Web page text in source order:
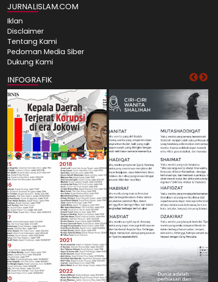
JURNALISLAM.COM
Iklan
Disclaimer
Tentang Kami
Pedoman Media Siber
Dukung Kami
INFOGRAFIK